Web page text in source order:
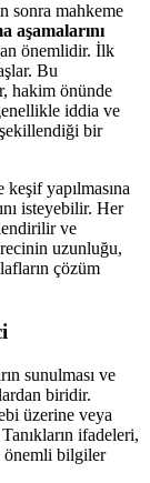
sonra mahkeme
aşamalarını
önemlidir. İlk
Bu
hakim önünde
iddia ve
şekillendiği bir
yapılmasına
isteyebilir. Her
ve
uzunluğu,
çözüm
sunulması ve
biridir.
üzerine veya
ifadeleri,
önemli bilgiler